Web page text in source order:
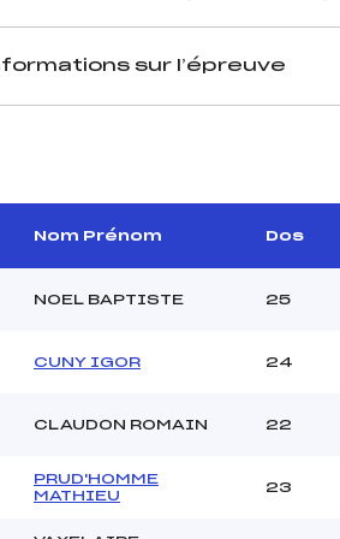
sur l’épreuve
:
:
appliquée :
Nom Prénom Dos
NOEL BAPTISTE 25
CUNY IGOR 24
CLAUDON ROMAIN 22
PRUD'HOMME
MATHIEU
23